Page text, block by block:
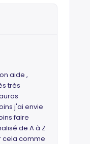
aide ,
très
j'ai envie
faire
de A à Z
cela comme